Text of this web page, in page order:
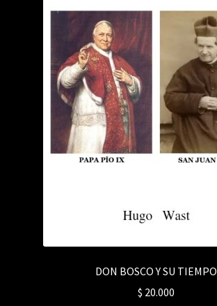
DON BOSCO Y SU TIEMPO
$ 20.000